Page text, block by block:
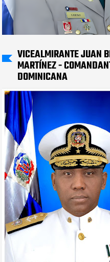
VICEALMIRANTE JUAN
MARTÍNEZ -
DOMINICANA